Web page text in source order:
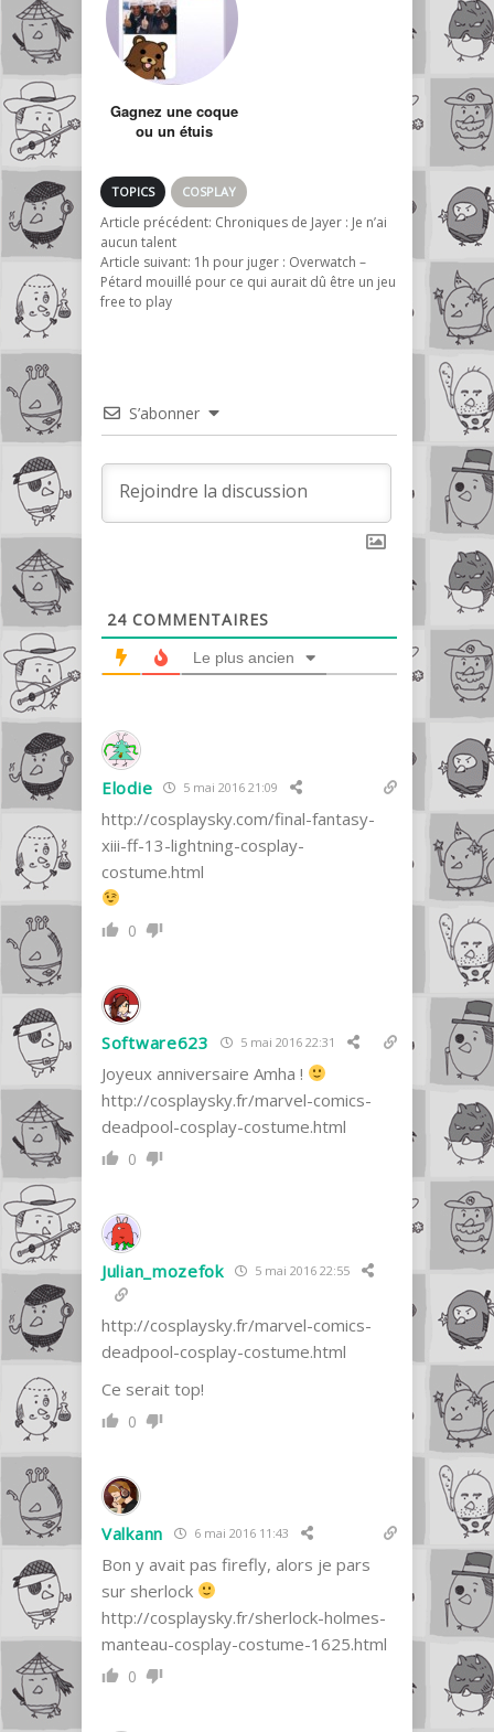
Gagnez une coque
ou un étuis
TOPICS COSPLAY
Article précédent: Chroniques de Jayer : Je n’ai
aucun talent
Article suivant: 1h pour juger : Overwatch –
Pétard mouillé pour ce qui aurait dû être un jeu
free to play
S’abonner
24 COMMENTAIRES
Le plus ancien
Elodie 5 mai 2016 21:09
http://cosplaysky.com/final-fantasy-
xiii-ff-13-lightning-cosplay-
costume.html
0
Software623 5 mai 2016 22:31
Joyeux anniversaire Amha !
http://cosplaysky.fr/marvel-comics-
deadpool-cosplay-costume.html
0
Julian_mozefok 5 mai 2016 22:55
http://cosplaysky.fr/marvel-comics-
deadpool-cosplay-costume.html
Ce serait top!
0
Valkann 6 mai 2016 11:43
Bon y avait pas firefly, alors je pars
sur sherlock
http://cosplaysky.fr/sherlock-holmes-
manteau-cosplay-costume-1625.html
0